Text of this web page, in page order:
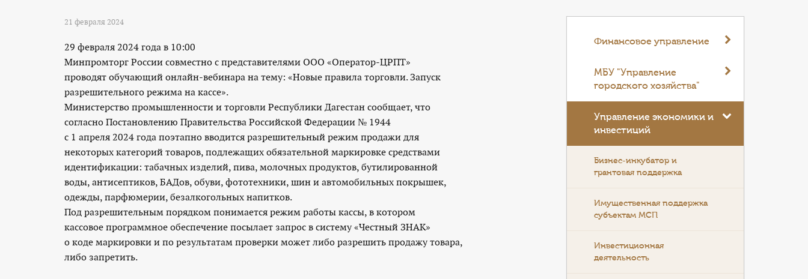
21 февраля 2024
29 февраля 2024 года в 10:00
Минпромторг России совместно с представителями ООО «Оператор-ЦРПТ»
проводят обучающий онлайн-вебинара на тему: «Новые правила торговли. Запуск
разрешительного режима на кассе».
Министерство промышленности и торговли Республики Дагестан сообщает, что
согласно Постановлению Правительства Российской Федерации № 1944
с 1 апреля 2024 года поэтапно вводится разрешительный режим продажи для
некоторых категорий товаров, подлежащих обязательной маркировке средствами
идентификации: табачных изделий, пива, молочных продуктов, бутилированной
воды, антисептиков, БАДов, обуви, фототехники, шин и автомобильных покрышек,
одежды, парфюмерии, безалкогольных напитков.
Под разрешительным порядком понимается режим работы кассы, в котором
кассовое программное обеспечение посылает запрос в систему «Честный ЗНАК»
о коде маркировки и по результатам проверки может либо разрешить продажу товара,
либо запретить.
Финансовое управление
МБУ "Управление
городского хозяйства"
Управление экономики и
инвестиций
Бизнес-инкубатор и
грантовая поддержка
Имущественная поддержка
субъектам МСП
Инвестиционная
деятельность